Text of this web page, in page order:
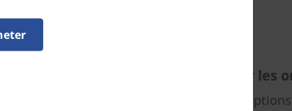
régal pour les yeux, et surtout pour les
T14s Gen 3 propose de nombreuses options